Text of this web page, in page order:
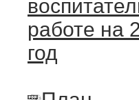
работе на
год